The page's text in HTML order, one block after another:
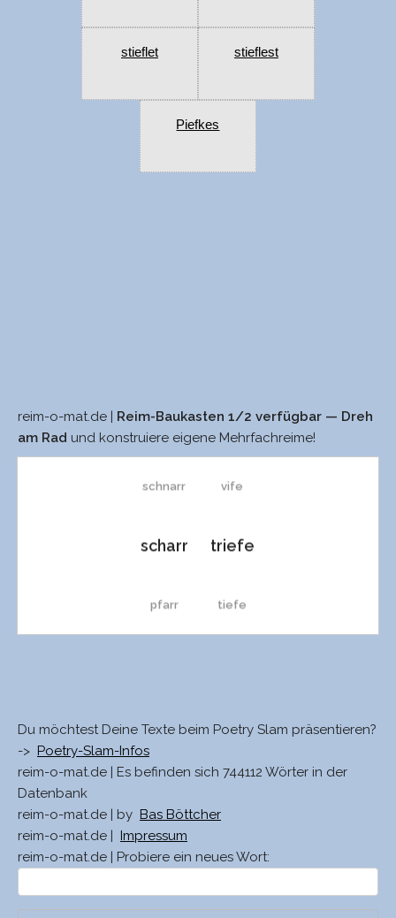
stieflet stieflest
Piefkes
reim-o-mat.de |
Reim-Baukasten 1/2 verfügbar — Dreh
am Rad und konstruiere eigene Mehrfachreime!
schnarr
scharr
pfarr
Narr
karr
harr
vife
triefe
tiefe
schniefe
schliefe
schiefe
Du möchtest Deine Texte beim Poetry Slam präsentieren?
-> Poetry-Slam-Infos
reim-o-mat.de | Es befinden sich 744112 Wörter in der
Datenbank
reim-o-mat.de | by Bas Böttcher
reim-o-mat.de |
Impressum
reim-o-mat.de | Probiere ein neues Wort: